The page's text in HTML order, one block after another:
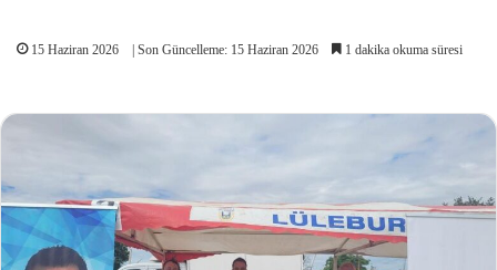
15 Haziran 2026 | Son Güncelleme: 15 Haziran 2026 1 dakika okuma süresi